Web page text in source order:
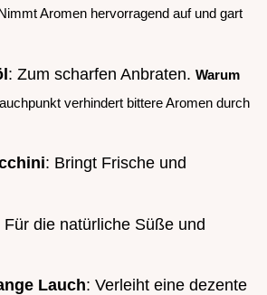
Aromen hervorragend auf und gart
: Zum scharfen Anbraten. Warum
verhindert bittere Aromen durch
: Bringt Frische und
Für die natürliche Süße und
Lauch: Verleiht eine dezente